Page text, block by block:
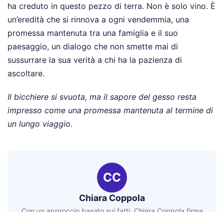
ha creduto in questo pezzo di terra. Non è solo vino. È
un’eredità che si rinnova a ogni vendemmia, una
promessa mantenuta tra una famiglia e il suo
paesaggio, un dialogo che non smette mai di
sussurrare la sua verità a chi ha la pazienza di
ascoltare.
Il bicchiere si svuota, ma il sapore del gesso resta
impresso come una promessa mantenuta al termine di
un lungo viaggio.
CC
Chiara Coppola